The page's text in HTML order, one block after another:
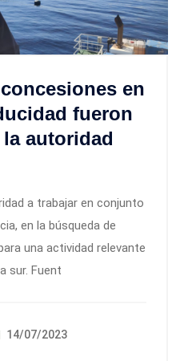
en
fueron
autoridad
a trabajar en conjunto
en la búsqueda de
una actividad relevante
sur. Fuent
14/07/2023